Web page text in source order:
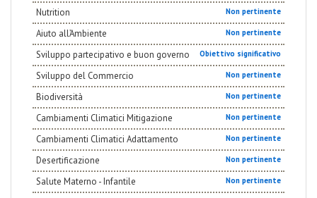
sulle buone prassi e sulle competenze sviluppate dai
partner nel loro pluriennale lavoro di accoglienza in
Italia; - a livello culturale e di opinione pubblica: BRAT
aumenterà le occasioni di conoscenza tra le comunità
ospitanti e le comunità migranti tramite diversi Eventi
di incontro; migliorerà la narrazione rispetto ai
fenomeni migratori con una specifica Campagna
Nutrition Non pertinente
Aiuto all’Ambiente Non pertinente
Sviluppo partecipativo e buon governo Obiettivo significativo
Sviluppo del Commercio Non pertinente
Biodiversità Non pertinente
Cambiamenti Climatici Mitigazione Non pertinente
Cambiamenti Climatici Adattamento Non pertinente
Desertificazione Non pertinente
Salute Materno - Infantile Non pertinente